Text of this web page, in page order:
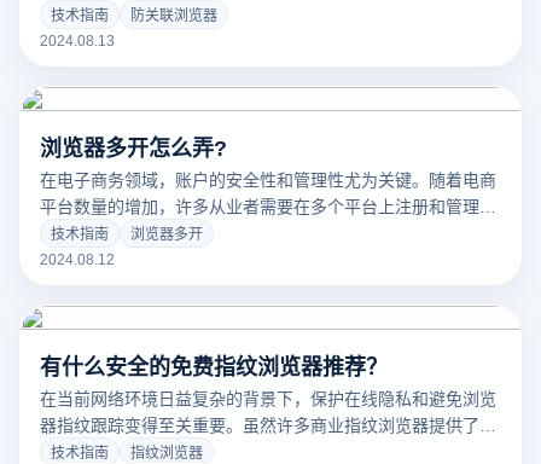
效的解决方案，是VPS的理想替代品。那么，哪些防关联浏览
器值得关注呢？今天，我们将盘点五款值得推荐的防关联浏览
技术指南
防关联浏览器
2024.08.13
浏览器多开怎么弄?
在电子商务领域，账户的安全性和管理性尤为关键。随着电商
平台数量的增加，许多从业者需要在多个平台上注册和管理多
个业务账户。这种多账户管理虽然带来了便利，但也伴随着账
户串联和关联禁令等风险。为了解决这些问题，浏览器多开技
技术指南
浏览器多开
2024.08.12
有什么安全的免费指纹浏览器推荐？
在当前网络环境日益复杂的背景下，保护在线隐私和避免浏览
器指纹跟踪变得至关重要。虽然许多商业指纹浏览器提供了强
大的安全保护功能，但其高昂的费用往往令许多用户却步。本
技术指南
指纹浏览器